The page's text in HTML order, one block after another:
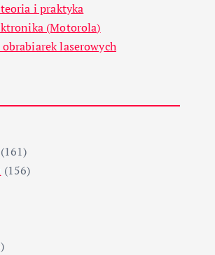
i praktyka
(Motorola)
laserowych
(161)
(156)